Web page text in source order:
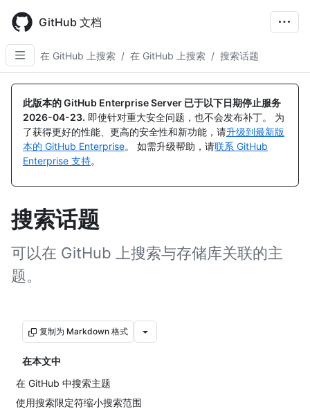
main
content
GitHub 文档
在 GitHub 上搜索 / 在 GitHub 上搜索 / 搜索话题
此版本的 GitHub Enterprise Server 已于以下日期停止服务
2026-04-23. 即使针对重大安全问题，也不会发布补丁。 为
了获得更好的性能、更高的安全性和新功能，请升级到最新版
本的 GitHub Enterprise。 如需升级帮助，请联系 GitHub
Enterprise 支持。
搜索话题
可以在 GitHub 上搜索与存储库关联的主
题。
复制为 Markdown 格式
在本文中
在 GitHub 中搜索主题
使用搜索限定符缩小搜索范围